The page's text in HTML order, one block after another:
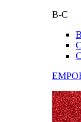
В-С